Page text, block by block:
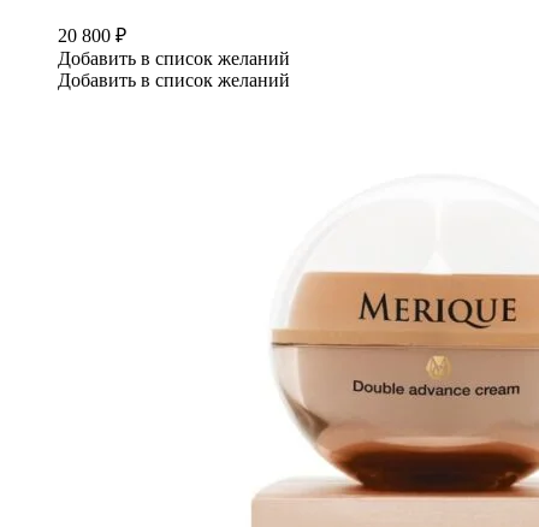
20 800 ₽
Добавить в список желаний
Добавить в список желаний